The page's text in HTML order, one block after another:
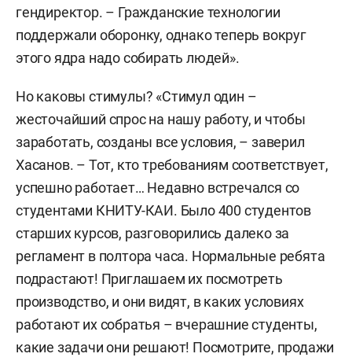
гендиректор. – Гражданские технологии
поддержали оборонку, однако теперь вокруг
этого ядра надо собирать людей».
Но каковы стимулы? «Стимул один –
жесточайший спрос на нашу работу, и чтобы
заработать, созданы все условия, – заверил
Хасанов. – Тот, кто требованиям соответствует,
успешно работает… Недавно встречался со
студентами КНИТУ-КАИ. Было 400 студентов
старших курсов, разговорились далеко за
регламент в полтора часа. Нормальные ребята
подрастают! Приглашаем их посмотреть
производство, и они видят, в каких условиях
работают их собратья – вчерашние студенты,
какие задачи они решают! Посмотрите, продажи